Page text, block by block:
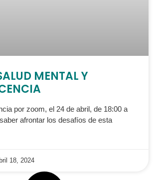
MENTAL Y
por zoom, el 24 de abril, de 18:00 a
afrontar los desafíos de esta
18, 2024